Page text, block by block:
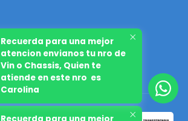
Recuerda para una mejor
atencion envianos tu nro de
Vin o Chassis, Quien te
atiende en este nro es
Carolina